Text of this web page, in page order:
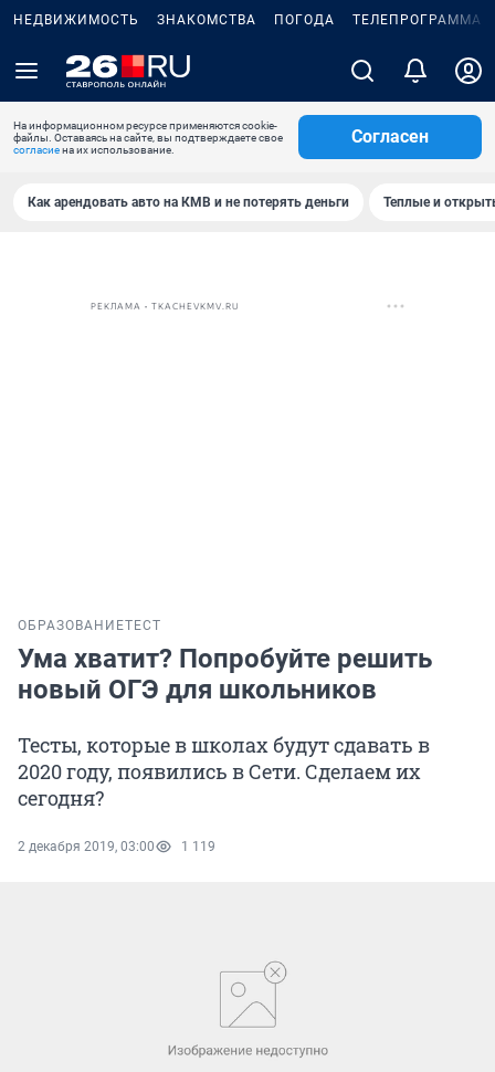
НЕДВИЖИМОСТЬ ЗНАКОМСТВА ПОГОДА ТЕЛЕПРОГРАММА
На информационном ресурсе применяются cookie-
файлы. Оставаясь на сайте, вы подтверждаете свое
согласиена их использование.
Согласен
Как арендовать авто на КМВ и не потерять деньги Теплые и
РЕКЛАМА • TKACHEVKMV.RU
ОБРАЗОВАНИЕТЕСТ
Ума хватит? Попробуйте решить
новый ОГЭ для школьников
Тесты, которые в школах будут сдавать в
2020 году, появились в Сети. Сделаем их
сегодня?
2 декабря 2019, 03:00 1 119